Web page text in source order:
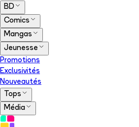
BD
Comics
Mangas
Jeunesse
Promotions
Exclusivités
Nouveautés
Tops
Média